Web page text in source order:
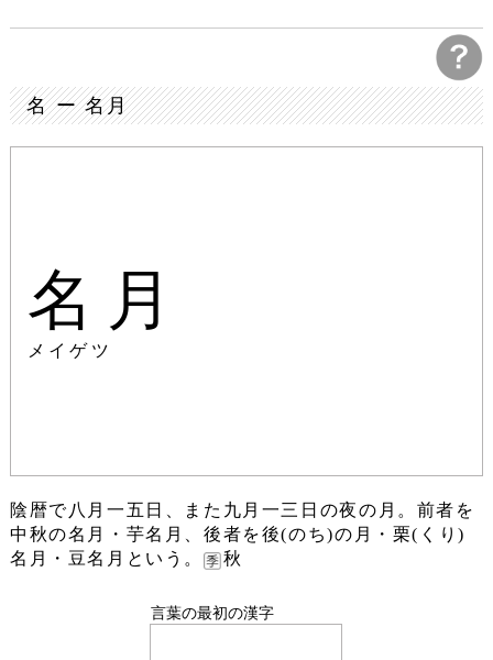
名 ー 名月
名月
メイゲツ
陰暦で八月一五日、また九月一三日の夜の月。前者を
中秋の名月・芋名月、後者を後(のち)の月・栗(くり)
名月・豆名月という。
秋
言葉の最初の漢字